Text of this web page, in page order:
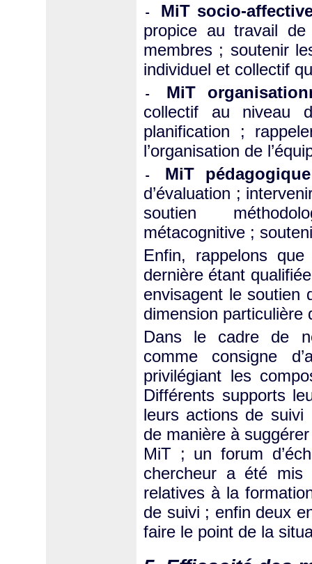
- MiT socio-
propice au travail
membres ; soutenir
individuel et collectif
- MiT
collectif au niveau
planification ;
l’organisation de
- MiT
d’évaluation ;
soutien
métacognitive ;
Enfin, rappelons
dernière étant
envisagent le soutien
dimension particulière
Dans le cadre de
comme consigne
privilégiant les
Différents supports
leurs actions de suivi
de manière à
MiT ; un forum
chercheur a été mis
relatives à la
de suivi ; enfin deux
faire le point de la